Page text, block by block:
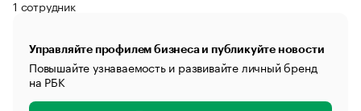
1 сотрудник
Управляйте профилем бизнеса и публикуйте новости
Повышайте узнаваемость и развивайте личный бренд
на РБК